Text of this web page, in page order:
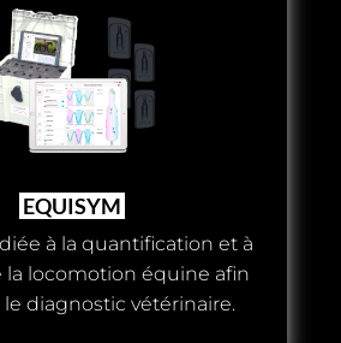
EQUISYM
à la quantification et à
la locomotion équine afin
le diagnostic vétérinaire.